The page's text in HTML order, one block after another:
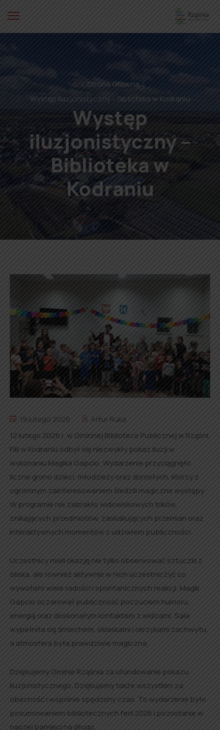
⌂
Strona Główna
Występ iluzjonistyczny – Biblioteka w Kodraniu
Występ
iluzjonistyczny –
Biblioteka w
Kodraniu
19 lutego 2026
Artur Ruka
12 lutego 2026 r. w Gminnej Bibliotece Publicznej w Rząśni,
Filii w Kodraniu odbył się niezwykły pokaz iluzji w
wykonaniu Magika Gapcio. Wydarzenie przyciągnęło
liczne grono dzieci, młodzieży oraz dorosłych, którzy z
ogromnym zainteresowaniem śledzili magiczne występy.
W programie nie zabrakło widowiskowych trików,
znikających przedmiotów, zaskakujących przemian oraz
interaktywnych momentów z udziałem publiczności.
Uczestnicy mieli okazję nie tylko obserwować sztuczki z
bliska, ale również aktywnie w nich uczestniczyć co
wywołało wiele radości i spontanicznych reakcji. Magik
Gapcio oczarował publiczność poczuciem humoru,
energią oraz doskonałym kontaktem z widzami. Sala
wypełniła się śmiechem, oklaskami i okrzykami zachwytu,
a atmosfera była prawdziwie magiczna.
Dziękujemy Gminie Rząśnia za ufundowanie pokazu
iluzjonistycznego. Dziękujemy także wszystkim za
obecność i wspólnie spędzony czas. To wydarzenie było
posumowaniem bibliotecznych ferii 2026 i pozostanie w
naszej pamięci na długo.